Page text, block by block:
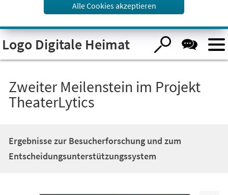
Visuelle
Assistenzsoftware
öffnen.
Alle Cookies akzeptieren
Logo Digitale Heimat
Zweiter Meilenstein im Projekt
TheaterLytics
Ergebnisse zur Besucherforschung und zum
Entscheidungsunterstützungssystem